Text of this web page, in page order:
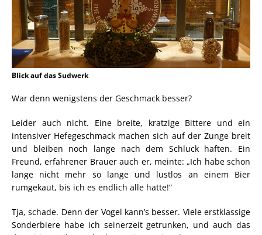
Blick auf das Sudwerk
War denn wenigstens der Geschmack besser?
Leider auch nicht. Eine breite, kratzige Bittere und ein
intensiver Hefegeschmack machen sich auf der Zunge breit
und bleiben noch lange nach dem Schluck haften. Ein
Freund, erfahrener Brauer auch er, meinte: „Ich habe schon
lange nicht mehr so lange und lustlos an einem Bier
rumgekaut, bis ich es endlich alle hatte!“
Tja, schade. Denn der Vogel kann’s besser. Viele erstklassige
Sonderbiere habe ich seinerzeit getrunken, und auch das